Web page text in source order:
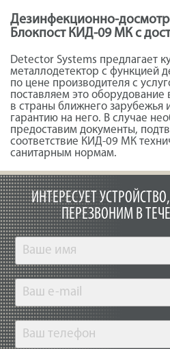
Дезинфекционно-
Блокпост КИД-09 МК с
Detector Systems предлагает
металлодетектор с функцией
по цене производителя с
поставляем это
в страны ближнего зарубежья
гарантию на него. В случае
предоставим документы,
соответствие КИД-09 МК
санитарным нормам.
ИНТЕРЕСУЕТ
ПЕРЕЗВОНИМ В